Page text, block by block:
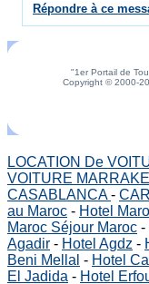
Répondre à ce
"1er Portail de
Copyright © 2000-
LOCATION De
VOITURE
CASABLANCA-
au Maroc - Hotel
Maroc Séjour Maroc -
Agadir - Hotel Agdz -
Beni Mellal - Hotel
El Jadida - Hotel